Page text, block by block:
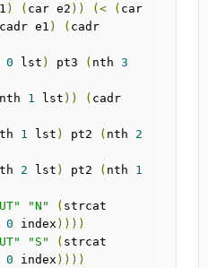
) ( car e2 )) (< ( car
cadr e1 ) ( cadr
0 lst ) pt3 ( nth 3
nth 1 lst )) (
1 lst ) ( nth 2
2 lst ) ( nth 1
"N" (
0 index ))))
"S" (
0 index ))))